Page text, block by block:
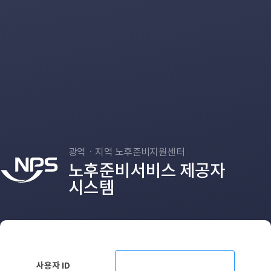
광역ㆍ지역 노후준비지원센터
노후준비서비스 제공자
시스템
사용자 ID